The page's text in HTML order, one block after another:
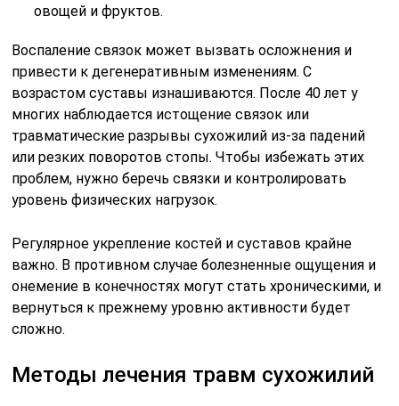
овощей и фруктов.
Воспаление связок может вызвать осложнения и
привести к дегенеративным изменениям. С
возрастом суставы изнашиваются. После 40 лет у
многих наблюдается истощение связок или
травматические разрывы сухожилий из-за падений
или резких поворотов стопы. Чтобы избежать этих
проблем, нужно беречь связки и контролировать
уровень физических нагрузок.
Регулярное укрепление костей и суставов крайне
важно. В противном случае болезненные ощущения и
онемение в конечностях могут стать хроническими, и
вернуться к прежнему уровню активности будет
сложно.
Методы лечения травм сухожилий